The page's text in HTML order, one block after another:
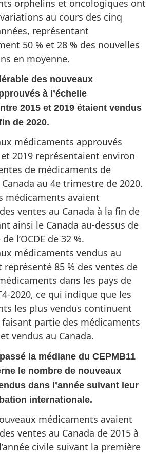
orphelins et oncologiques ont
au cours des cinq
représentant
50 % et 28 % des nouvelles
en moyenne.
des nouveaux
à l’échelle
2015 et 2019 étaient vendus
de 2020.
médicaments approuvés
2019 représentaient environ
de médicaments de
au 4e trimestre de 2020.
médicaments avaient
ventes au Canada à la fin de
ainsi le Canada au-dessus de
l’OCDE de 32 %.
médicaments vendus au
représenté 85 % des ventes de
dans les pays de
2020, ce qui indique que les
les plus vendus continuent
faisant partie des médicaments
vendus au Canada.
la médiane du CEPMB11
le nombre de nouveaux
dans l’année suivant leur
internationale.
médicaments avaient
ventes au Canada de 2015 à
civile suivant la première